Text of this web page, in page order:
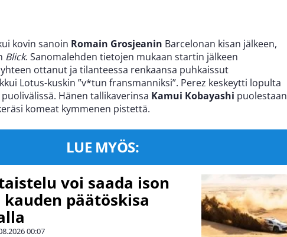
kovin sanoin Romain Grosjeanin Barcelonan kisan jälkeen,
Blick. Sanomalehden tietojen mukaan startin jälkeen
ottanut ja tilanteessa renkaansa puhkaissut
Lotus-kuskin ”v*tun fransmanniksi”. Perez keskeytti lopulta
Hänen tallikaverinsa Kamui Kobayashi puolestaan
komeat kymmenen pistettä.
LUE MYÖS:
voi saada ison
kauden päätöskisa
00:07